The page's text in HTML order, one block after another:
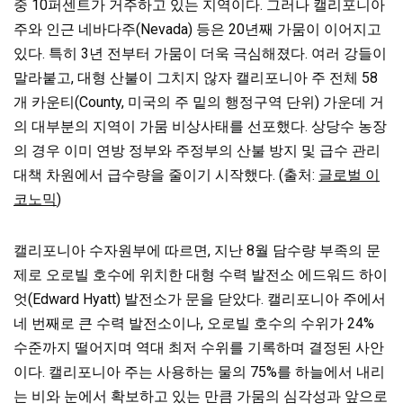
중 10퍼센트가 거주하고 있는 지역이다. 그러나 캘리포니아
주와 인근 네바다주(Nevada) 등은 20년째 가뭄이 이어지고
있다. 특히 3년 전부터 가뭄이 더욱 극심해졌다. 여러 강들이
말라붙고, 대형 산불이 그치지 않자 캘리포니아 주 전체 58
개 카운티(County, 미국의 주 밑의 행정구역 단위) 가운데 거
의 대부분의 지역이 가뭄 비상사태를 선포했다. 상당수 농장
의 경우 이미 연방 정부와 주정부의 산불 방지 및 급수 관리
대책 차원에서 급수량을 줄이기 시작했다. (출처: 글로벌 이
코노믹)
캘리포니아 수자원부에 따르면, 지난 8월 담수량 부족의 문
제로 오로빌 호수에 위치한 대형 수력 발전소 에드워드 하이
엇(Edward Hyatt) 발전소가 문을 닫았다. 캘리포니아 주에서
네 번째로 큰 수력 발전소이나, 오로빌 호수의 수위가 24%
수준까지 떨어지며 역대 최저 수위를 기록하며 결정된 사안
이다. 캘리포니아 주는 사용하는 물의 75%를 하늘에서 내리
는 비와 눈에서 확보하고 있는 만큼 가뭄의 심각성과 앞으로